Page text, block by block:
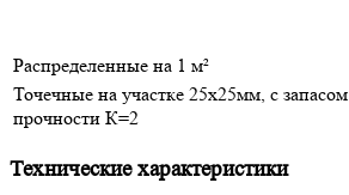
Распределенные на 1 м²
Точечные на участке 25х25мм, с запасом
прочности К=2
Технические характеристики